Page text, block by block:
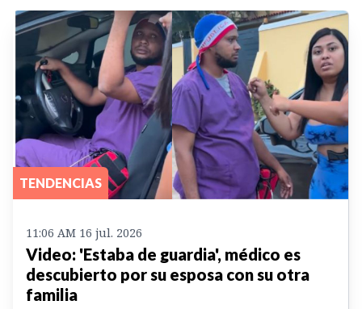
TENDENCIAS
11:06 AM 16 jul. 2026
Video: 'Estaba de guardia', médico es
descubierto por su esposa con su otra
familia